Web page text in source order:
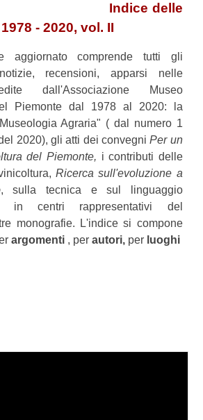
Indice delle
- 2020, vol. II
aggiornato comprende tutti gli
recensioni, apparsi nelle
dall'Associazione Museo
Piemonte dal 1978 al 2020: la
Agraria" ( dal numero 1
2020), gli atti dei convegniPer un
del Piemonte, i contributi delle
Ricerca sull'evoluzione a
, sulla tecnica e sul linguaggio
in centri rappresentativi del
monografie. L'indice si compone
argomenti , perautori, per luoghi